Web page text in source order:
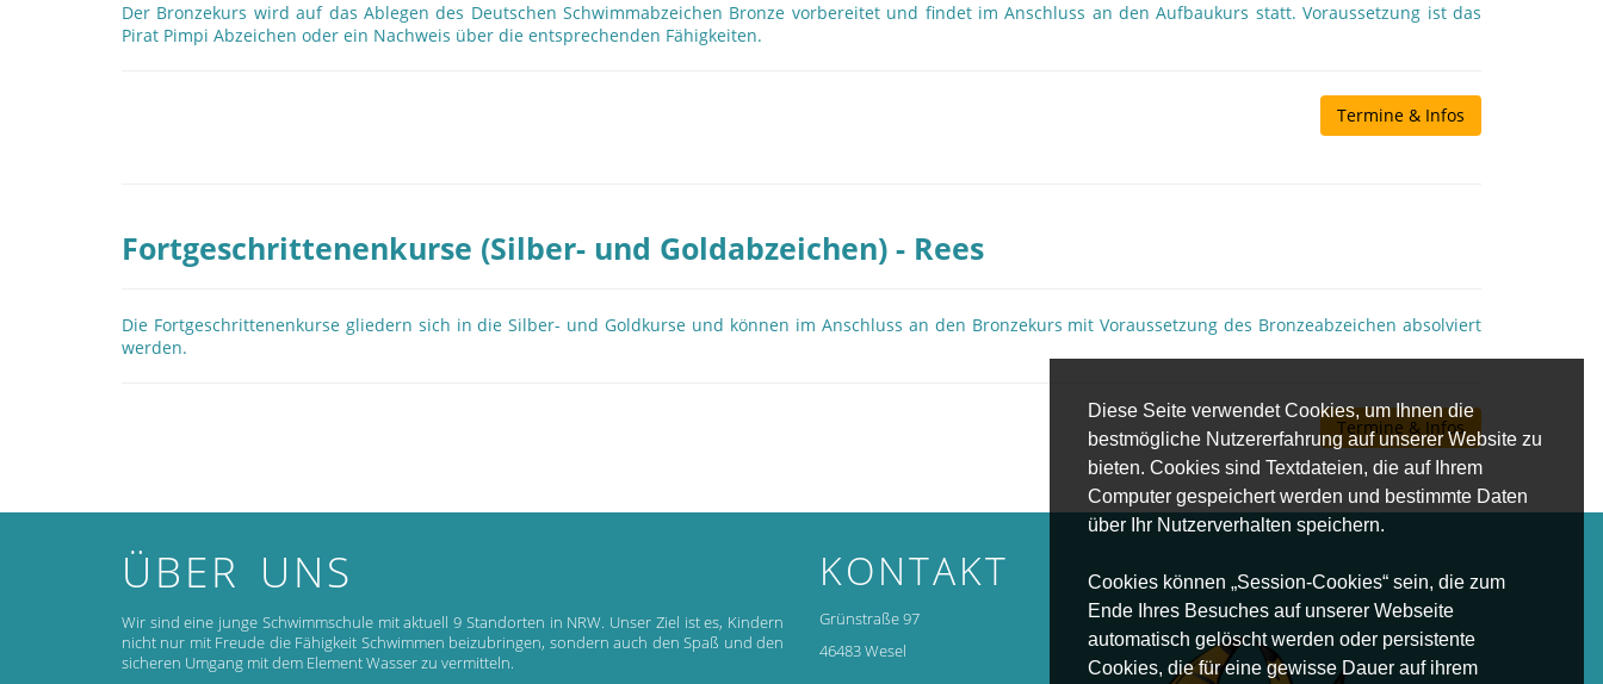
Diese Seite verwendet Cookies, um Ihnen die
bestmögliche Nutzererfahrung auf unserer Website zu
bieten. Cookies sind Textdateien, die auf Ihrem
Computer gespeichert werden und bestimmte Daten
über Ihr Nutzerverhalten speichern.
Cookies können „Session-Cookies“ sein, die zum
Ende Ihres Besuches auf unserer Webseite
automatisch gelöscht werden oder persistente
Cookies, die für eine gewisse Dauer auf ihrem
Der Bronzekurs wird auf das Ablegen des Deutschen Schwimmabzeichen Bronze vorbereitet und findet im Anschluss an den Aufbaukurs statt. Voraussetzung ist das
Pirat Pimpi Abzeichen oder ein Nachweis über die entsprechenden Fähigkeiten.
Termine & Infos
Fortgeschrittenenkurse (Silber- und Goldabzeichen) - Rees
Die Fortgeschrittenenkurse gliedern sich in die Silber- und Goldkurse und können im Anschluss an den Bronzekurs mit Voraussetzung des Bronzeabzeichen absolviert
werden.
Termine & Infos
ÜBER UNS
Wir sind eine junge Schwimmschule mit aktuell 9 Standorten in NRW. Unser Ziel ist es, Kindern
nicht nur mit Freude die Fähigkeit Schwimmen beizubringen, sondern auch den Spaß und den
sicheren Umgang mit dem Element Wasser zu vermitteln.
KONTAKT
Grünstraße 97
46483 Wesel